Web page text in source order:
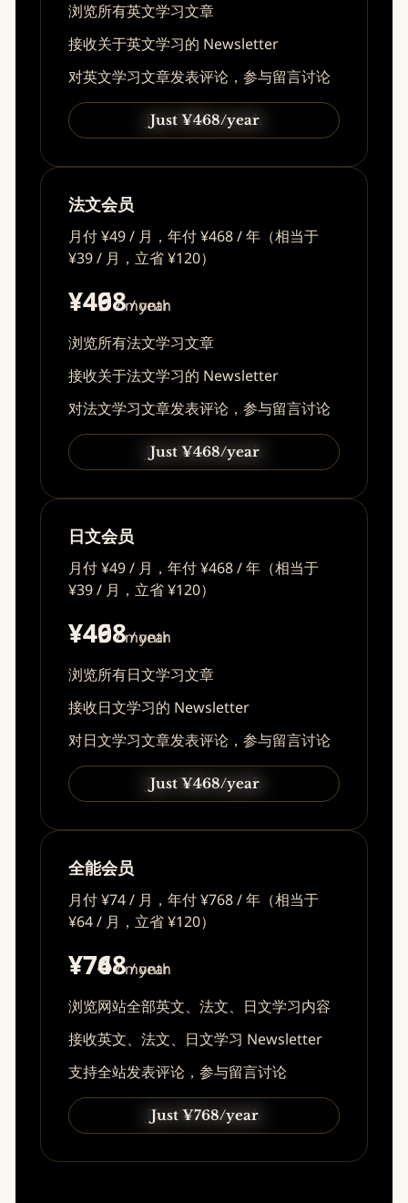
浏览所有英文学习文章
接收关于英文学习的 Newsletter
对英文学习文章发表评论，参与留言讨论
Just ¥49/month
Just ¥468/year
法文会员
月付 ¥49 / 月，年付 ¥468 / 年（相当于
¥39 / 月，立省 ¥120）
¥49/ month
¥468/ year
浏览所有法文学习文章
接收关于法文学习的 Newsletter
对法文学习文章发表评论，参与留言讨论
Just ¥49/month
Just ¥468/year
日文会员
月付 ¥49 / 月，年付 ¥468 / 年（相当于
¥39 / 月，立省 ¥120）
¥49/ month
¥468/ year
浏览所有日文学习文章
接收日文学习的 Newsletter
对日文学习文章发表评论，参与留言讨论
Just ¥49/month
Just ¥468/year
全能会员
月付 ¥74 / 月，年付 ¥768 / 年（相当于
¥64 / 月，立省 ¥120）
¥74/ month
¥768/ year
浏览网站全部英文、法文、日文学习内容
接收英文、法文、日文学习 Newsletter
支持全站发表评论，参与留言讨论
Just ¥74/month
Just ¥768/year